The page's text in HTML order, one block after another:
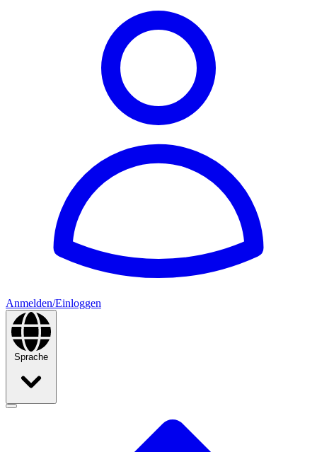
Anmelden/Einloggen
Sprache